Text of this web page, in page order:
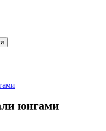
юнгами